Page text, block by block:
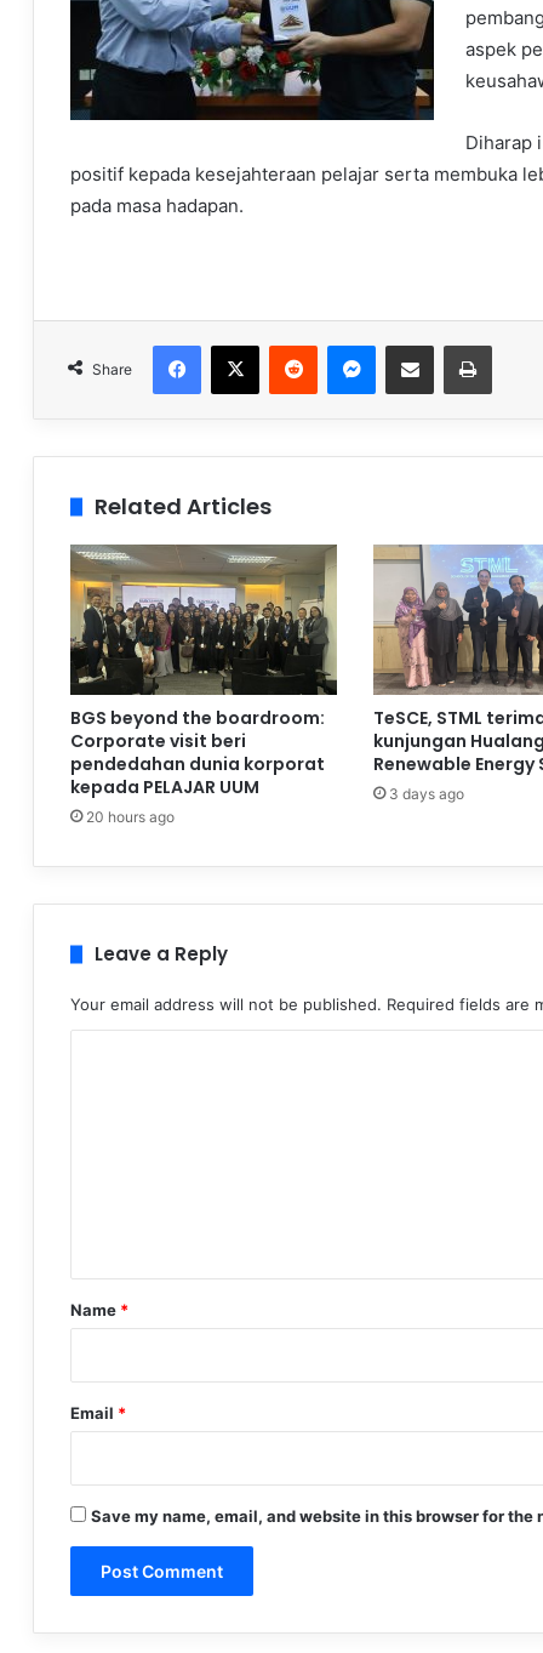
aspek
Diharap
positif kepada kesejahteraan pelajar serta membuka
pada masa hadapan.
Share
Related Articles
BGS beyond the boardroom:
Corporate visit beri
pendedahan dunia korporat
kepada PELAJAR UUM
20 hours ago
TeSCE, STML
kunjungan
Renewable Energy
3 days ago
Leave a Reply
Your email address will not be published. Required fields are
*
Name *
Email *
Save my name, email, and website in this browser for the